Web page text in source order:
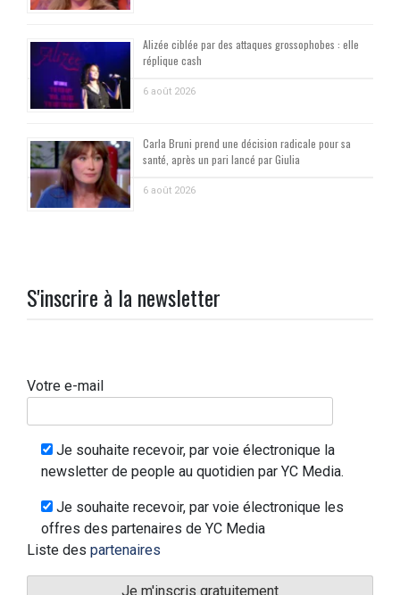
Alizée ciblée par des attaques grossophobes : elle
réplique cash
6 août 2026
Carla Bruni prend une décision radicale pour sa
santé, après un pari lancé par Giulia
6 août 2026
S'inscrire à la newsletter
Votre e-mail
Je souhaite recevoir, par voie électronique la
newsletter de people au quotidien par YC Media.
Je souhaite recevoir, par voie électronique les
offres des partenaires de YC Media
Liste des partenaires